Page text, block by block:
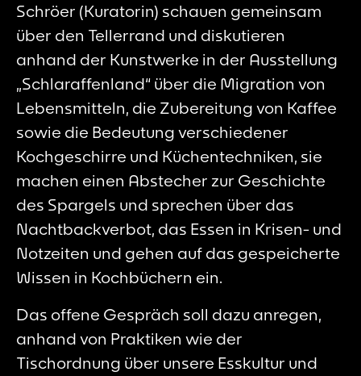
Schröer (Kuratorin) schauen gemeinsam
über den Tellerrand und diskutieren
anhand der Kunstwerke in der Ausstellung
„Schlaraffenland“ über die Migration von
Lebensmitteln, die Zubereitung von Kaffee
sowie die Bedeutung verschiedener
Kochgeschirre und Küchentechniken, sie
machen einen Abstecher zur Geschichte
des Spargels und sprechen über das
Nachtbackverbot, das Essen in Krisen- und
Notzeiten und gehen auf das gespeicherte
Wissen in Kochbüchern ein.
Das offene Gespräch soll dazu anregen,
anhand von Praktiken wie der
Tischordnung über unsere Esskultur und